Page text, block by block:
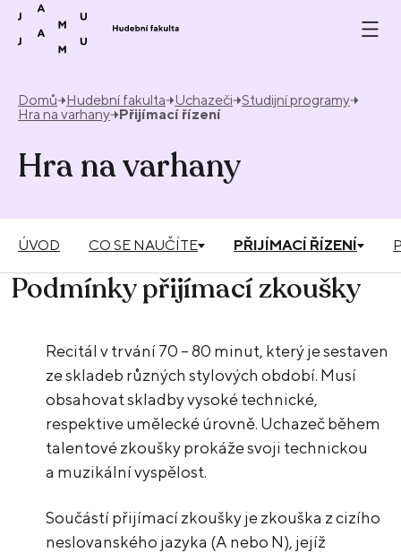
Přeskočit na obsah
Domů Hudební fakulta Uchazeči Studijní programy
Hra na varhany Přijímací řízení
Hra na varhany
ÚVOD CO SE NAUČÍTE PŘIJÍMACÍ ŘÍZENÍ
Podmínky přijímací zkoušky
Recitál v trvání 70 – 80 minut, který je sestaven
ze skladeb různých stylových období. Musí
obsahovat skladby vysoké technické,
respektive umělecké úrovně. Uchazeč během
talentové zkoušky prokáže svoji technickou
a muzikální vyspělost.
Součástí přijímací zkoušky je zkouška z cizího
neslovanského jazyka (A nebo N), jejíž